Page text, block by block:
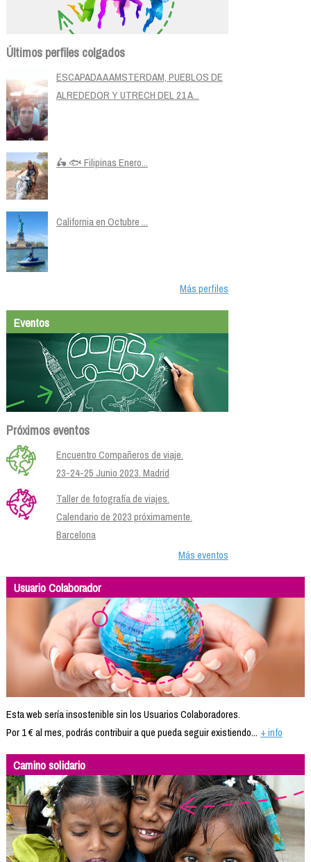
Últimos perfiles colgados
ESCAPADA A AMSTERDAM, PUEBLOS DE
ALREDEDOR Y UTRECH DEL 21 A...
🛵 🐟 Filipinas Enero...
California en Octubre ...
Más perfiles
Eventos
Próximos eventos
Encuentro Compañeros de viaje.
23-24-25 Junio 2023. Madrid
Taller de fotografía de viajes.
Calendario de 2023 próximamente.
Barcelona
Más eventos
Usuario Colaborador
Esta web sería insostenible sin los Usuarios Colaboradores.
Por 1 € al mes, podrás contribuir a que pueda seguir existiendo... + info
Camino solidario